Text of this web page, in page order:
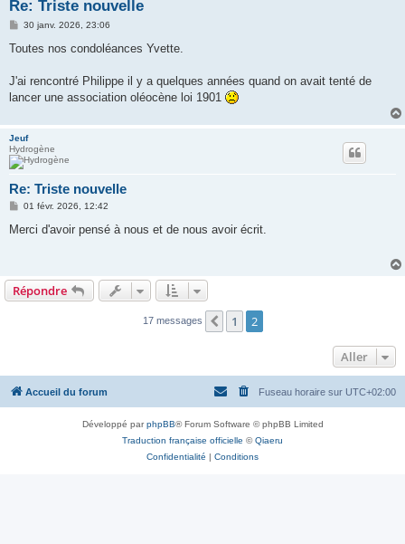
Re: Triste nouvelle
M
s
g
30 janv. 2026, 23:06
Toutes nos condoléances Yvette.
J'ai rencontré Philippe il y a quelques années quand on avait tenté de
lancer une association oléocène loi 1901
Jeuf
Hydrogène
Re: Triste nouvelle
M
s
01 févr. 2026, 12:42
Merci d'avoir pensé à nous et de nous avoir écrit.
Répondre
17 messages Précédent
1 2
Aller
Accueil du forum Fuseau horaire sur UTC+02:00
Développé parphpBB® Forum Software © phpBB Limited
Traduction française officielle ©Qiaeru
Confidentialité | Conditions